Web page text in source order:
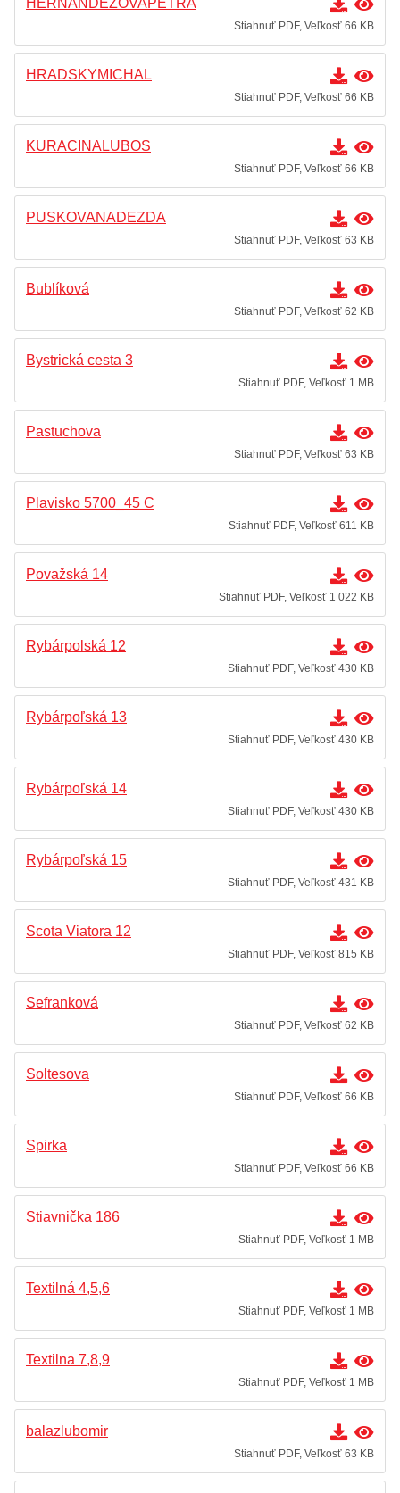
Stiahnuť PDF, Veľkosť 66 KB
HRADSKYMICHAL
Stiahnuť PDF, Veľkosť 66 KB
KURACINALUBOS
Stiahnuť PDF, Veľkosť 66 KB
PUSKOVANADEZDA
Stiahnuť PDF, Veľkosť 63 KB
Bublíková
Stiahnuť PDF, Veľkosť 62 KB
Bystrická cesta 3
Stiahnuť PDF, Veľkosť 1 MB
Pastuchova
Stiahnuť PDF, Veľkosť 63 KB
Plavisko 5700_45 C
Stiahnuť PDF, Veľkosť 611 KB
Považská 14
Stiahnuť PDF, Veľkosť 1 022 KB
Rybárpolská 12
Stiahnuť PDF, Veľkosť 430 KB
Rybárpoľská 13
Stiahnuť PDF, Veľkosť 430 KB
Rybárpoľská 14
Stiahnuť PDF, Veľkosť 430 KB
Rybárpoľská 15
Stiahnuť PDF, Veľkosť 431 KB
Scota Viatora 12
Stiahnuť PDF, Veľkosť 815 KB
Sefranková
Stiahnuť PDF, Veľkosť 62 KB
Soltesova
Stiahnuť PDF, Veľkosť 66 KB
Spirka
Stiahnuť PDF, Veľkosť 66 KB
Stiavnička 186
Stiahnuť PDF, Veľkosť 1 MB
Textilná 4,5,6
Stiahnuť PDF, Veľkosť 1 MB
Textilna 7,8,9
Stiahnuť PDF, Veľkosť 1 MB
balazlubomir
Stiahnuť PDF, Veľkosť 63 KB